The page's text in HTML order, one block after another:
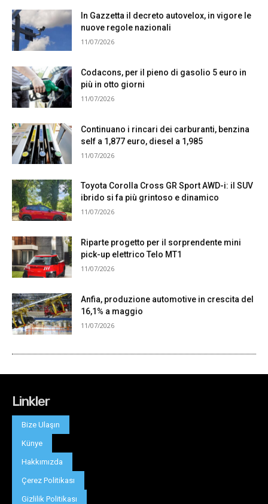
Linkler
Bize Ulaşın
Künye
Hakkımızda
Çerez Politikası
Gizlilik Politikası